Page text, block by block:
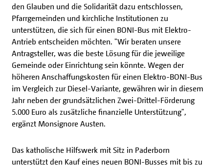
den Glauben und die Solidarität dazu entschlossen,
Pfarrgemeinden und kirchliche Institutionen zu
unterstützen, die sich für einen BONI-Bus mit Elektro-
Antrieb entscheiden möchten. "Wir beraten unsere
Antragsteller, was die beste Lösung für die jeweilige
Gemeinde oder Einrichtung sein könnte. Wegen der
höheren Anschaffungskosten für einen Elektro-BONI-Bus
im Vergleich zur Diesel-Variante, gewähren wir in diesem
Jahr neben der grundsätzlichen Zwei-Drittel-Förderung
5.000 Euro als zusätzliche finanzielle Unterstützung",
ergänzt Monsignore Austen.
Das katholische Hilfswerk mit Sitz in Paderborn
unterstützt den Kauf eines neuen BONI-Busses mit bis zu